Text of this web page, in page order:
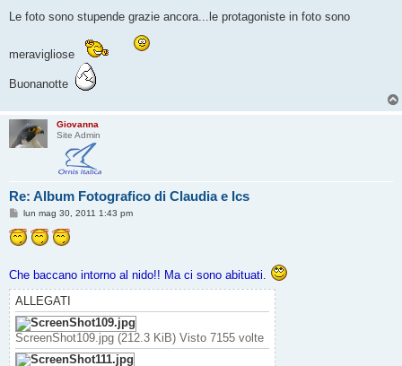
s
g
Le foto sono stupende grazie ancora...le protagoniste in foto sono
meravigliose
Buonanotte
Giovanna
Site Admin
Re: Album Fotografico di Claudia e Ics
M
s
s
g
i
o
lun mag 30, 2011 1:43 pm
Che baccano intorno al nido!! Ma ci sono abituati.
ALLEGATI
ScreenShot109.jpg (212.3 KiB) Visto 7155 volte